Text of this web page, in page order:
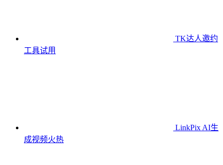
TK达人邀约
工具试用
LinkPix AI生
成视频火热